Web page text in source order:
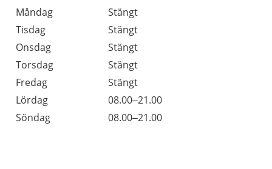
Dag
Öppettider
Kommentarer
Måndag
Stängt
Tisdag
Stängt
Onsdag
Stängt
Torsdag
Stängt
Fredag
Stängt
Lördag
08.00–21.00
Söndag
08.00–21.00